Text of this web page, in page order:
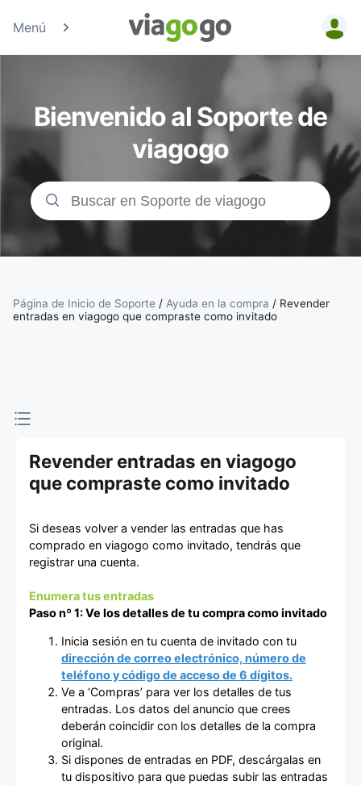
Menú
Entradas
para
Conciertos,
Deporte y
Teatro |
viagogo, el
sitio de
Bienvenido al Soporte de
viagogo
Página de Inicio de Soporte / Ayuda en la compra / Revender
entradas en viagogo que compraste como invitado
Revender entradas en viagogo
que compraste como invitado
Si deseas volver a vender las entradas que has
comprado en viagogo como invitado, tendrás que
registrar una cuenta.
Enumera tus entradas
Paso nº 1: Ve los detalles de tu compra como invitado
Inicia sesión en tu cuenta de invitado con tu
dirección de correo electrónico, número de
teléfono y código de acceso de 6 dígitos.
Ve a ‘Compras’ para ver los detalles de tus
entradas. Los datos del anuncio que crees
deberán coincidir con los detalles de la compra
original.
Si dispones de entradas en PDF, descárgalas en
tu dispositivo para que puedas subir las entradas